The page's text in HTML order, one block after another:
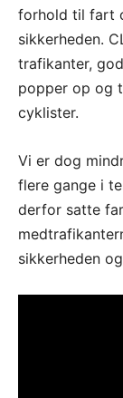
forhold til fart
sikkerheden.
trafikanter,
popper op og
cyklister.
Vi er dog
flere gange i
derfor satte
sikkerheden